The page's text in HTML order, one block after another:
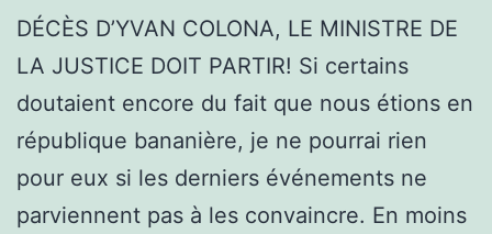
DÉCÈS D’YVAN COLONA, LE MINISTRE DE
LA JUSTICE DOIT PARTIR! Si certains
doutaient encore du fait que nous étions en
république bananière, je ne pourrai rien
pour eux si les derniers événements ne
parviennent pas à les convaincre. En moins